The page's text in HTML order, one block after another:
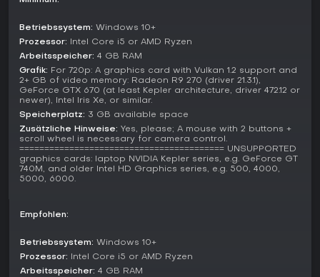
Controller-Support. Community-Werke demonstrieren das
Potenzial der Bautools - von realen Wahrzeichen bis zu
fantastischen Szenen.
Lohnt es sich?
Tiny Glade passt perfekt zu allen, die einen stressfreien
über Wettkampf stellen. Mit 97 % überwiegend positiven
Steam-Bewertungen aus über 21.000 Gesamtbewertungen
und aktuell 97 % aus 255 Reviews hat es eine treue
Fangemeinde. Metacritic zeigt 74 Punkte aus 8 Kritiken und 7,2
aus 38 Nutzerbewertungen - Charme pur, aber auch
Wenn du durch Bauen entspannst und prozedurale Details
Grenzen stoßen. Insgesamt ein starker Tipp für Casual-
Gamer, die in eine friedliche Design-Welt entfliehen wollen.
Betriebssystem: Windows 10+
Prozessor: Intel Core i5 or AMD Ryzen
Arbeitsspeicher: 4 GB RAM
Grafik: For 720p: A graphics card with Vulkan 1.2 support and
2+ GB of video memory: Radeon R9 270 (driver 21.3.1),
GeForce GTX 670 (at least Kepler architecture, driver 472.12 or
newer), Intel Iris Xe, or similar.
Speicherplatz: 3 GB available space
Zusätzliche Hinweise: Yes, please; A mouse with 2 buttons +
scroll wheel is necessary for camera control.
========================================= UNSUPPORTED
graphics cards: laptop NVIDIA Kepler series, e.g. GeForce GT
740M, and older Intel HD Graphics series, e.g. 500, 4000,
5000, 6000.
Empfohlen:
Betriebssystem: Windows 10+
Prozessor: Intel Core i5 or AMD Ryzen
Arbeitsspeicher: 4 GB RAM